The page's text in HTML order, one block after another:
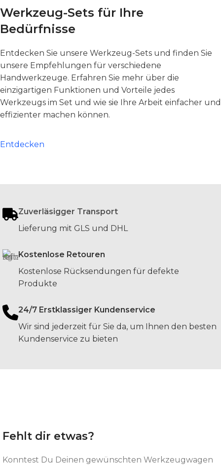
Werkzeug-Sets für Ihre
Bedürfnisse
Entdecken Sie unsere Werkzeug-Sets und finden Sie
unsere Empfehlungen für verschiedene
Handwerkzeuge. Erfahren Sie mehr über die
einzigartigen Funktionen und Vorteile jedes
Werkzeugs im Set und wie sie Ihre Arbeit einfacher und
effizienter machen können.
Entdecken
Zuverläsigger Transport
Lieferung mit GLS und DHL
Kostenlose Retouren
Kostenlose Rücksendungen für defekte
Produkte
24/7 Erstklassiger Kundenservice
Wir sind jederzeit für Sie da, um Ihnen den besten
Kundenservice zu bieten
Fehlt dir etwas?
Konntest Du Deinen gewünschten Werkzeugwagen